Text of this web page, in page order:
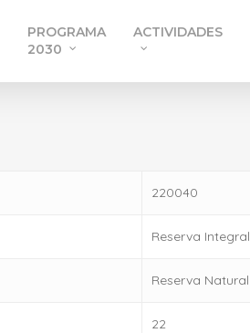
PROGRAMA
2030
ACTIVIDADES
220040
Reserva Integral
Reserva Natural
22